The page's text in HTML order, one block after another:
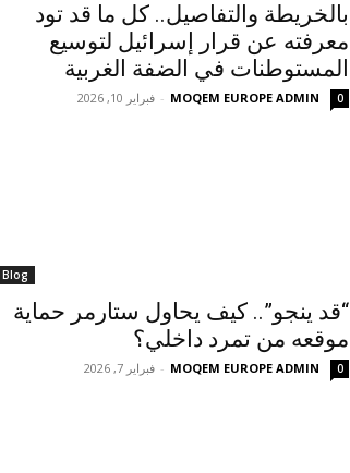
بالخريطة والتفاصيل.. كل ما قد تود
معرفته عن قرار إسرائيل لتوسيع
المستوطنات في الضفة الغربية
MOQEM EUROPE ADMIN
- فبراير 10, 2026 0
Blog
“قد ينجو”.. كيف يحاول ستارمر حماية
موقعه من تمرد داخلي؟
MOQEM EUROPE ADMIN
- فبراير 7, 2026 0